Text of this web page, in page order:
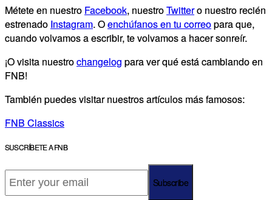
Métete en nuestro Facebook, nuestroTwittero nuestro recién
estrenado Instagram. Oenchúfanos en tu correopara que,
cuando volvamos a escribir, te volvamos a hacer sonreír.
¡O visita nuestrochangelog para ver qué está cambiando en
FNB!
También puedes visitar nuestros artículos más famosos:
FNB Classics
SUSCRÍBETE A FNB
Subscribe